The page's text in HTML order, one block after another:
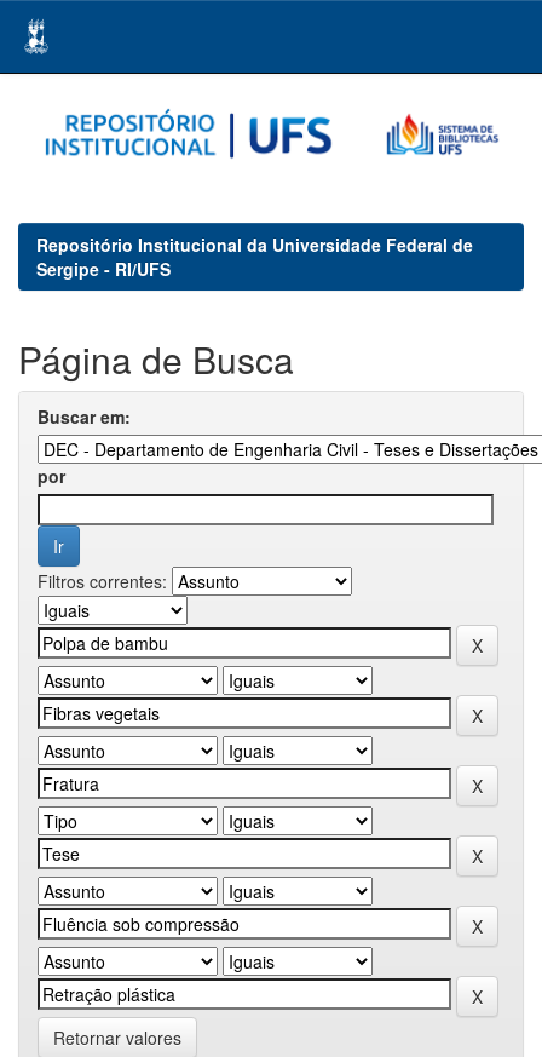
navigation
Repositório Institucional da Universidade Federal de
Sergipe - RI/UFS
Página de Busca
Buscar em:
por
Filtros correntes:
Retornar valores